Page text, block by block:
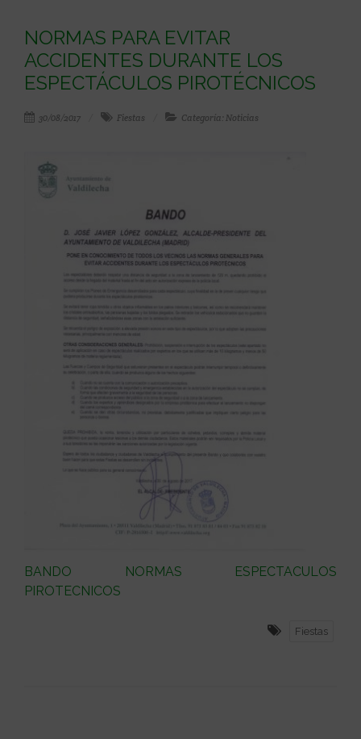
NORMAS PARA EVITAR
ACCIDENTES DURANTE LOS
ESPECTÁCULOS PIROTÉCNICOS
30/08/2017 Fiestas Categoría: Noticias
BANDO NORMAS ESPECTACULOS
PIROTECNICOS
Fiestas